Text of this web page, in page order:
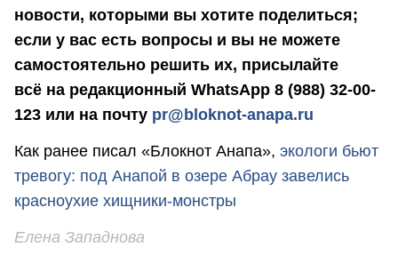
новости, которыми вы хотите поделиться;
если у вас есть вопросы и вы не можете
самостоятельно решить их, присылайте
всё на редакционный WhatsApp 8 (988) 32-00-
123 или на почту pr@bloknot-anapa.ru
Как ранее писал «Блокнот Анапа», экологи бьют
тревогу: под Анапой в озере Абрау завелись
красноухие хищники-монстры
Елена Западнова